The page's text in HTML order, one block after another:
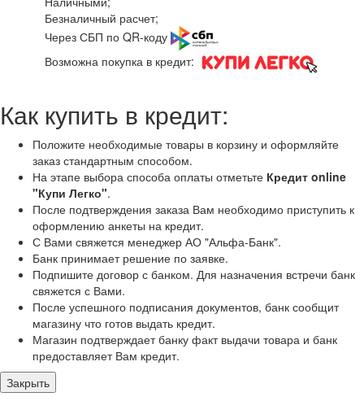
Безналичный расчет;
Через СБП по QR-коду
Возможна покупка в кредит:
Как купить в кредит:
Положите необходимые товары в корзину и оформляйте
заказ стандартным способом.
На этапе выбора способа оплаты отметьте Кредит online
"Купи Легко".
После подтверждения заказа Вам необходимо приступить к
оформлению анкеты на кредит.
С Вами свяжется менеджер АО "Альфа-Банк".
Банк принимает решение по заявке.
Подпишите договор с банком. Для назначения встречи банк
свяжется с Вами.
После успешного подписания документов, банк сообщит
магазину что готов выдать кредит.
Магазин подтверждает банку факт выдачи товара и банк
предоставляет Вам кредит.
Закрыть